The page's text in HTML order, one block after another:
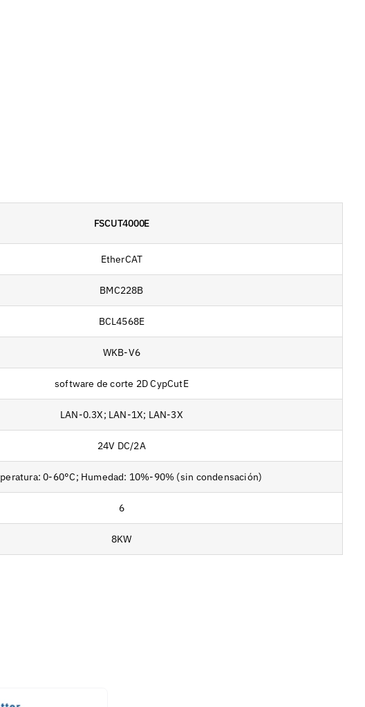
FSCUT4000E
EtherCAT
BMC228B
BCL4568E
WKB-V6
software de corte 2D CypCutE
LAN-0.3X; LAN-1X; LAN-3X
24V DC/2A
0-60°C; Humedad: 10%-90% (sin condensación)
6
8KW